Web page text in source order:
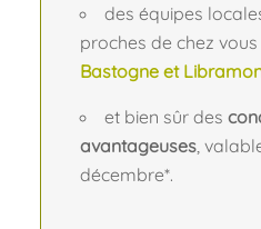
des équipes
proches de chez vous
Bastogne et
et bien sûr des
avantageuses,
décembre*.